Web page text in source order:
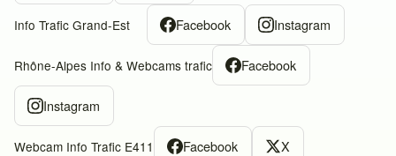
Info Trafic Grand-Est Facebook Instagram
Rhône-Alpes Info & Webcams trafic Facebook
Instagram
Webcam Info Trafic E411 Facebook X